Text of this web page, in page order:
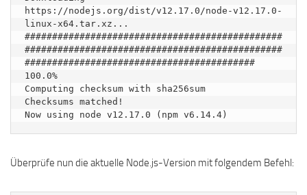
https://nodejs.org/dist/v12.17.0/node-v12.17.0-
linux-x64.tar.xz...
###############################################
###############################################
##########################################
100.0%
Computing checksum with sha256sum
Checksums matched!
Überprüfe nun die aktuelle Node.js-Version mit folgendem Befehl: